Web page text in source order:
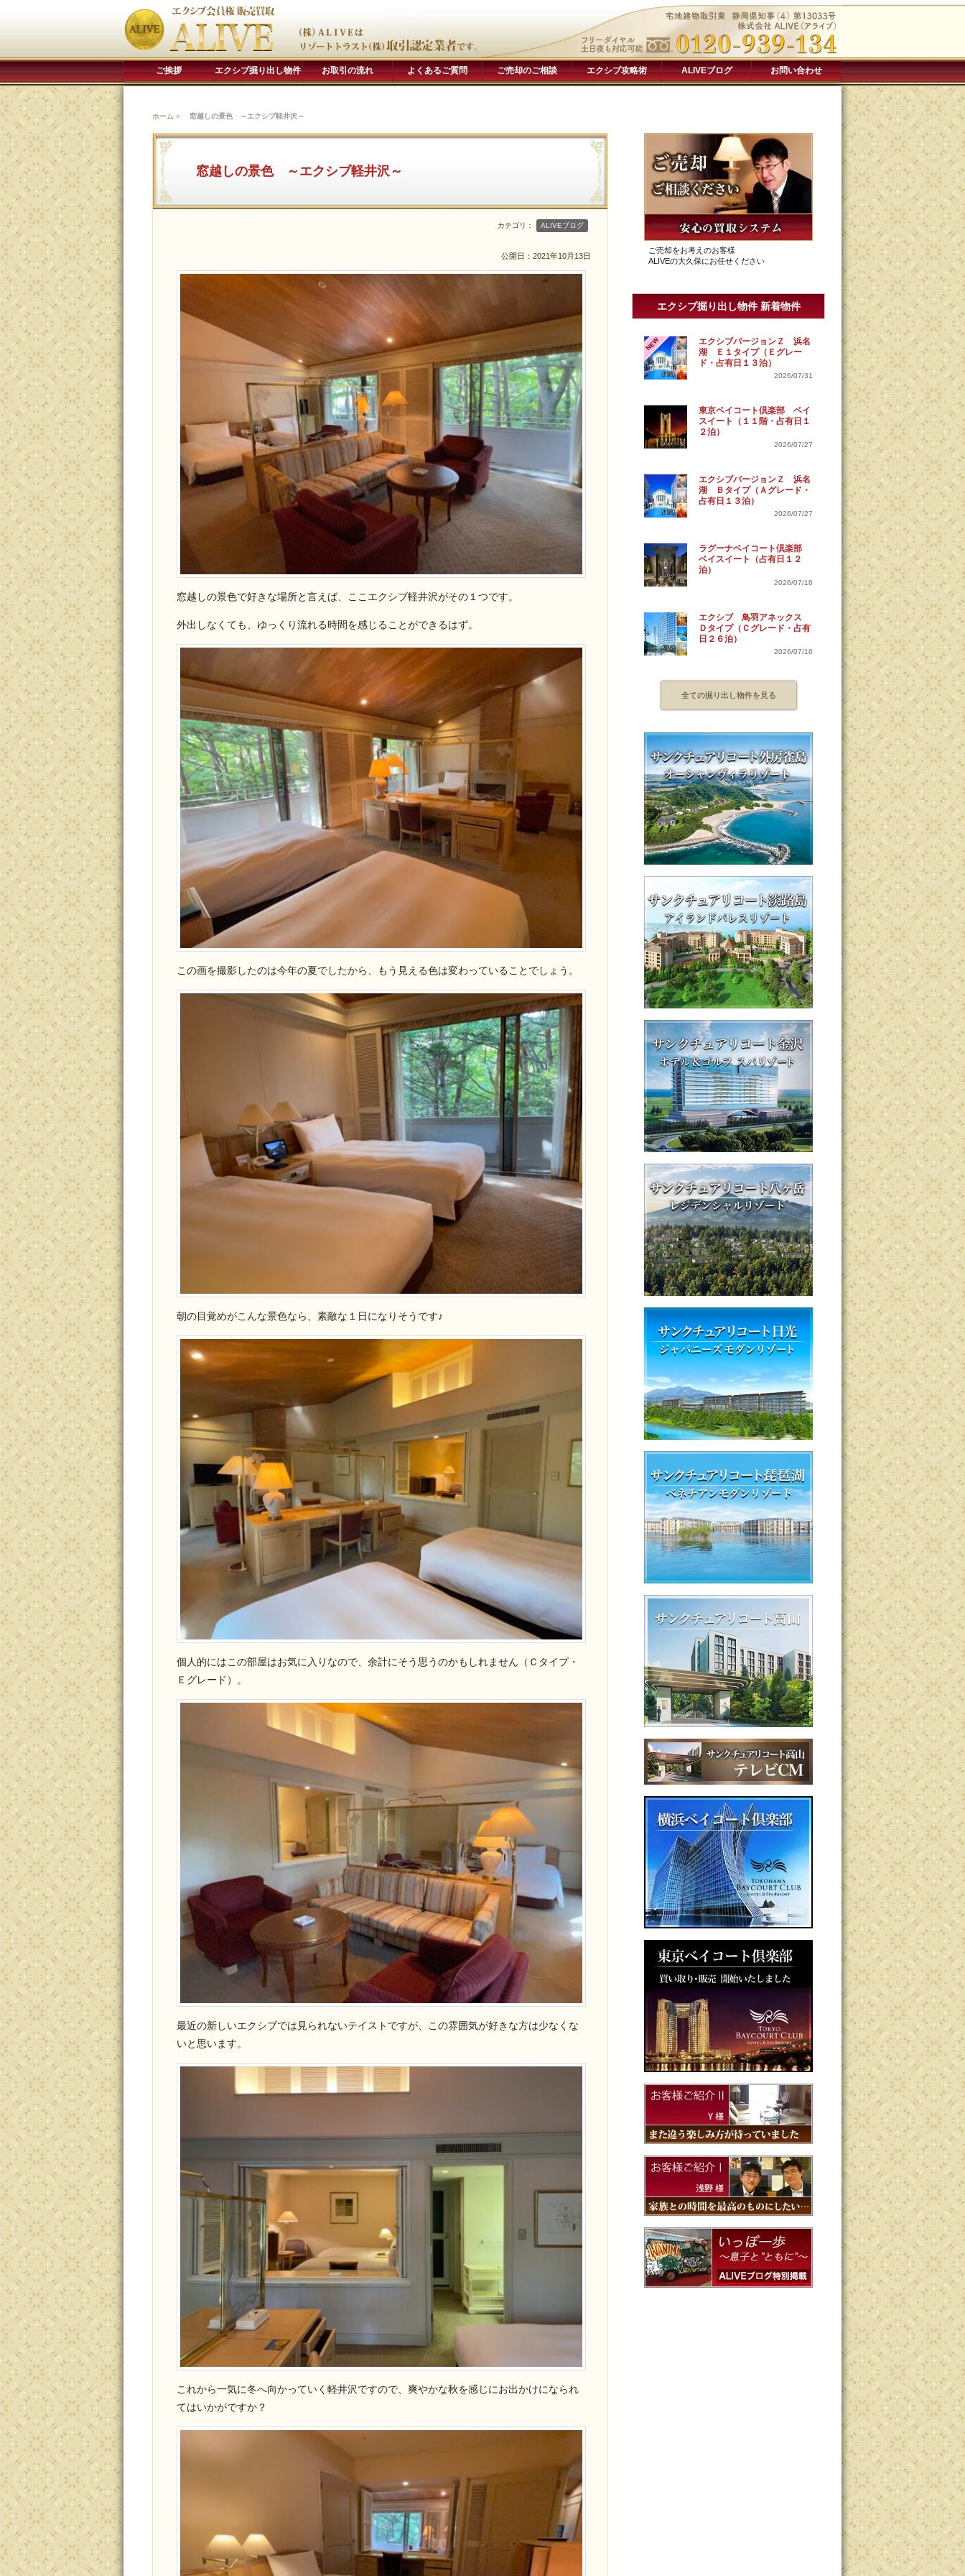
ご挨拶 エクシブ掘り出し物件 お取引の流れ よくあるご質問 ご売却のご相談 エクシブ攻略術 ALIVEブログ お問い合わせ
ホーム » 窓越しの景色 ～エクシブ軽井沢～
窓越しの景色 ～エクシブ軽井沢～
カテゴリ： ALIVEブログ
公開日： 2021年10月13日
窓越しの景色で好きな場所と言えば、ここエクシブ軽井沢がその１つです。
外出しなくても、ゆっくり流れる時間を感じることができるはず。
この画を撮影したのは今年の夏でしたから、もう見える色は変わっていることでしょう。
朝の目覚めがこんな景色なら、素敵な１日になりそうです♪
個人的にはこの部屋はお気に入りなので、余計にそう思うのかもしれません（Ｃタイプ・
Ｅグレード）。
最近の新しいエクシブでは見られないテイストですが、この雰囲気が好きな方は少なくな
いと思います。
これから一気に冬へ向かっていく軽井沢ですので、爽やかな秋を感じにお出かけになられ
てはいかがですか？
ご売却をお考えのお客様
ALIVEの大久保にお任せください
エクシブ掘り出し物件 新着物件
NEW
エクシブバージョンＺ 浜名
湖 Ｅ１タイプ（Ｅグレー
ド・占有日１３泊）
2026/07/31
東京ベイコート倶楽部 ベイ
スイート（１１階・占有日１
２泊）
2026/07/27
エクシブバージョンＺ 浜名
湖 Ｂタイプ（Ａグレード・
占有日１３泊）
2026/07/27
ラグーナベイコート倶楽部
ベイスイート（占有日１２
泊）
2026/07/16
エクシブ 鳥羽アネックス
Ｄタイプ（Ｃグレード・占有
日２６泊）
2026/07/16
全ての掘り出し物件を見る